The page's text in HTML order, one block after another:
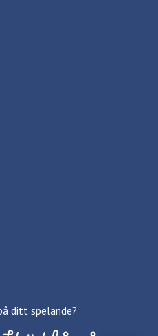
ditt spelande?